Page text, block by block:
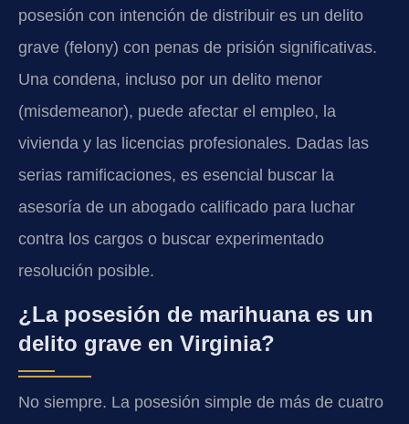
posesión con intención de distribuir es un delito
grave (felony) con penas de prisión significativas.
Una condena, incluso por un delito menor
(misdemeanor), puede afectar el empleo, la
vivienda y las licencias profesionales. Dadas las
serias ramificaciones, es esencial buscar la
asesoría de un abogado calificado para luchar
contra los cargos o buscar experimentado
resolución posible.
¿La posesión de marihuana es un
delito grave en Virginia?
No siempre. La posesión simple de más de cuatro